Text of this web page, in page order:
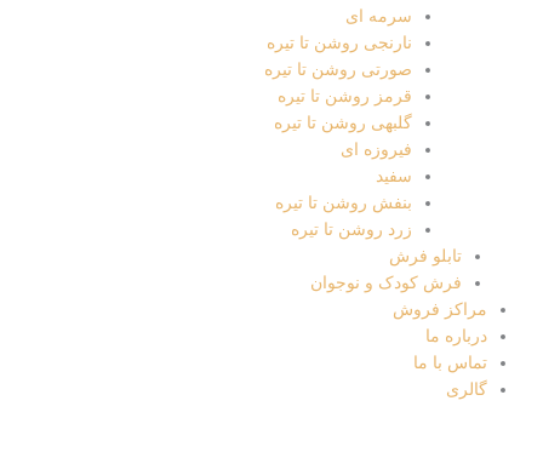
سرمه ای
نارنجی روشن تا تیره
صورتی روشن تا تیره
قرمز روشن تا تیره
گلبهی روشن تا تیره
فیروزه ای
سفید
بنفش روشن تا تیره
زرد روشن تا تیره
تابلو فرش
فرش کودک و نوجوان
مراکز فروش
درباره ما
تماس با ما
گالری